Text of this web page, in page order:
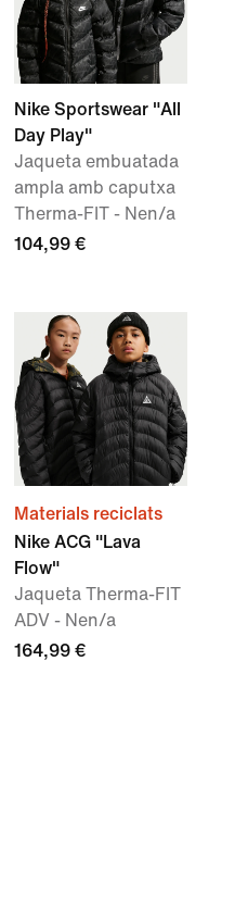
Nike Sportswear "All
Day Play"
Jaqueta embuatada
ampla amb caputxa
Therma-FIT - Nen/a
104,99 €
Materials reciclats
Nike ACG "Lava
Flow"
Jaqueta Therma-FIT
ADV - Nen/a
164,99 €